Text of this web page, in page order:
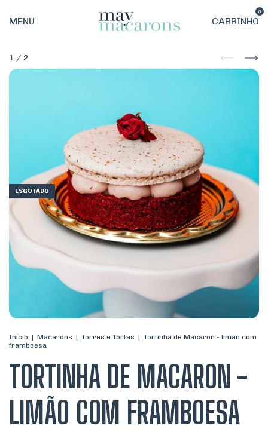
MENU CARRINHO
0
1 / 2
ESGOTADO
Início | Macarons | Torres e Tortas | Tortinha de Macaron - limão com
framboesa
TORTINHA DE MACARON -
LIMÃO COM FRAMBOESA